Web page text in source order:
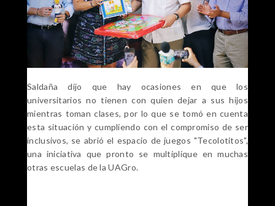
Saldaña dijo que hay ocasiones en que los
universitarios no tienen con quien dejar a sus hijos
mientras toman clases, por lo que se tomó en cuenta
esta situación y cumpliendo con el compromiso de ser
inclusivos, se abrió el espacio de juegos "Tecolotitos",
una iniciativa que pronto se multiplique en muchas
otras escuelas de la UAGro.